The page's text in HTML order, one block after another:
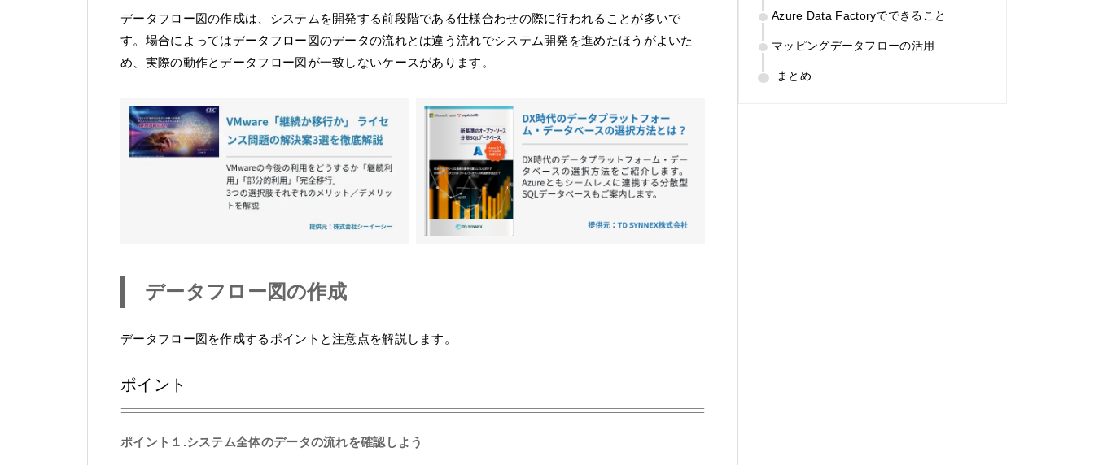
データフロー図の作成は、システムを開発する前段階である仕様合わせの際に行われることが多いで
す。場合によってはデータフロー図のデータの流れとは違う流れでシステム開発を進めたほうがよいた
め、実際の動作とデータフロー図が一致しないケースがあります。
データフロー図の作成
データフロー図を作成するポイントと注意点を解説します。
ポイント
ポイント１.システム全体のデータの流れを確認しよう
Azure Data Factoryでできること
マッピングデータフローの活用
まとめ